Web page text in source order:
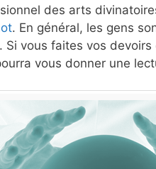
des arts
. En général, les gens
vous faites vos
vous donner une